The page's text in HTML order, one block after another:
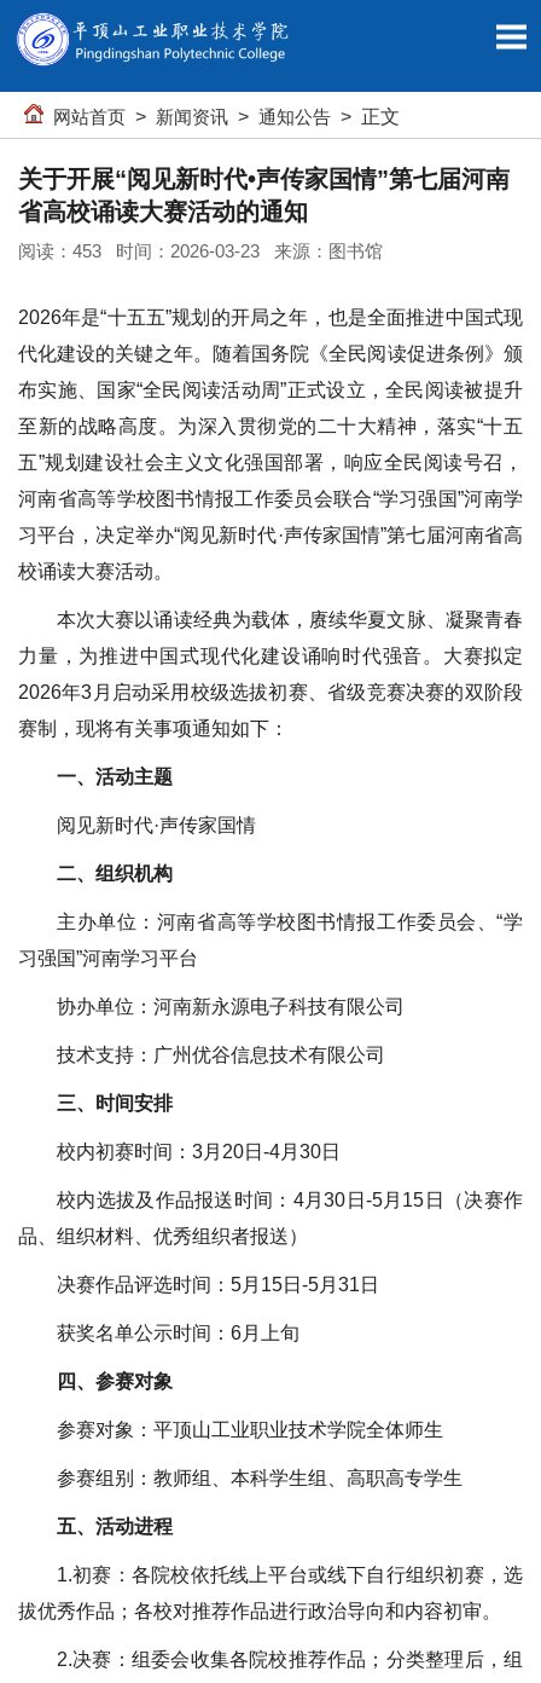
网站首页 > 新闻资讯 > 通知公告 > 正文
关于开展“阅见新时代•声传家国情”第七届河南
省高校诵读大赛活动的通知
阅读： 453 时间：2026-03-23 来源：图书馆
2026年是“十五五”规划的开局之年，也是全面推进中国式现
代化建设的关键之年。随着国务院《全民阅读促进条例》颁
布实施、国家“全民阅读活动周”正式设立，全民阅读被提升
至新的战略高度。为深入贯彻党的二十大精神，落实“十五
五”规划建设社会主义文化强国部署，响应全民阅读号召，
河南省高等学校图书情报工作委员会联合“学习强国”河南学
习平台，决定举办“阅见新时代·声传家国情”第七届河南省高
校诵读大赛活动。
本次大赛以诵读经典为载体，赓续华夏文脉、凝聚青春
力量，为推进中国式现代化建设诵响时代强音。大赛拟定
2026年3月启动采用校级选拔初赛、省级竞赛决赛的双阶段
赛制，现将有关事项通知如下：
一、活动主题
阅见新时代·声传家国情
二、组织机构
主办单位：河南省高等学校图书情报工作委员会、“学
习强国”河南学习平台
协办单位：河南新永源电子科技有限公司
技术支持：广州优谷信息技术有限公司
三、时间安排
校内初赛时间：3月20日-4月30日
校内选拔及作品报送时间：4月30日-5月15日（决赛作
品、组织材料、优秀组织者报送）
决赛作品评选时间：5月15日-5月31日
获奖名单公示时间：6月上旬
四、参赛对象
参赛对象：平顶山工业职业技术学院全体师生
参赛组别：教师组、本科学生组、高职高专学生
五、活动进程
1.初赛：各院校依托线上平台或线下自行组织初赛，选
拔优秀作品；各校对推荐作品进行政治导向和内容初审。
2.决赛：组委会收集各院校推荐作品；分类整理后，组